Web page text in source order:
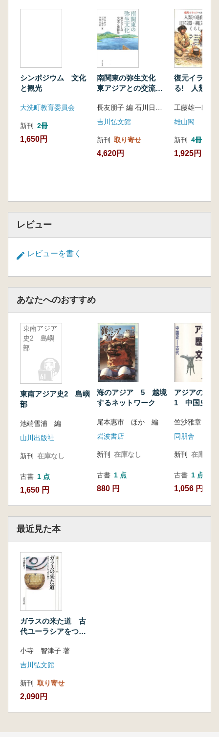
シンポジウム 文化
と観光
大洗町教育委員会
新刊 2冊
1,650円
南関東の弥生文化
東アジアとの交流と
長友朋子 編 石川日出志 編 深澤芳樹 編
吉川弘文館
新刊 取り寄せ
4,620円
復元イラス
る! 人類の
し
雄山閣
新刊 4冊
1,925円
レビュー
レビューを書く
あなたへのおすすめ
東南アジア
史2 島嶼
部
東南アジア史2 島嶼
部
池端雪浦 編
山川出版社
新刊 在庫なし
古書 1 点
1,650 円
海のアジア 5 越境
するネットワーク
尾本惠市 ほか 編
岩波書店
新刊 在庫なし
古書 1 点
880 円
アジアの歴
1 中国史 古
竺沙雅章 監修
同朋舎
新刊 在庫なし
古書 1 点
1,056 円
最近見た本
ガラスの来た道 古
代ユーラシアをつな
小寺 智津子 著
吉川弘文館
新刊 取り寄せ
2,090円